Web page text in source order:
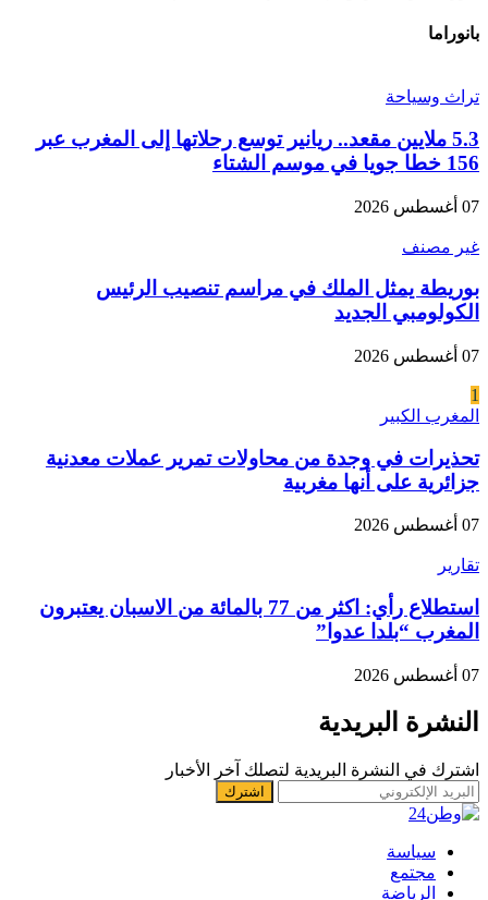
بانوراما
تراث وسياحة
5.3 ملايين مقعد.. ريانير توسع رحلاتها إلى المغرب عبر
156 خطا جويا في موسم الشتاء
07 أغسطس 2026
غير مصنف
بوريطة يمثل الملك في مراسم تنصيب الرئيس
الكولومبي الجديد
07 أغسطس 2026
1
المغرب الكبير
تحذيرات في وجدة من محاولات تمرير عملات معدنية
جزائرية على أنها مغربية
07 أغسطس 2026
تقارير
استطلاع رأي: اكثر من 77 بالمائة من الاسبان يعتبرون
المغرب “بلدا عدوا”
07 أغسطس 2026
النشرة البريدية
اشترك في النشرة البريدية لتصلك آخر الأخبار
سياسة
مجتمع
الرياضة